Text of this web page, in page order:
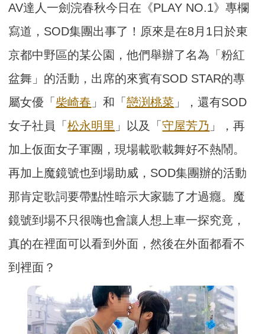
AV達人一劍浣春秋今日在《PLAY NO.1》專欄
寫道，SOD集團出事了！原來是在8月1日於東
京都中野區的某公園，他們舉辦了名為「粉紅
盆舞」的活動，出席的來賓有SOD STAR的專
屬女優「柴崎春 」和「戀渕桃菜 」，還有SOD
女子社員「松永明里 」以及「守屋芳乃 」，再
加上仮面女子軍團，現場載歌載舞好不熱鬧。
再加上魔鏡號也到場助威，SOD集團辦的活動
那肯定歌詞要帶點性暗示大家聽了才過癮。魔
鏡號到場不只很嗨也會讓人想上車一探究竟，
真的在裡面可以看到外面，然後在外面都看不
到裡面？